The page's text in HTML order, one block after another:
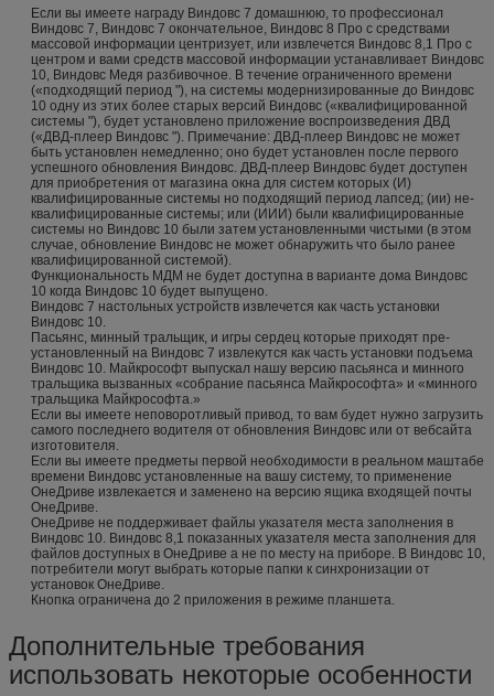
Если вы имеете награду Виндовс 7 домашнюю, то профессионал
Виндовс 7, Виндовс 7 окончательное, Виндовс 8 Про с средствами
массовой информации центризует, или извлечется Виндовс 8,1 Про с
центром и вами средств массовой информации устанавливает Виндовс
10, Виндовс Медя разбивочное. В течение ограниченного времени
(«подходящий период "), на системы модернизированные до Виндовс
10 одну из этих более старых версий Виндовс («квалифицированной
системы "), будет установлено приложение воспроизведения ДВД
(«ДВД-плеер Виндовс "). Примечание: ДВД-плеер Виндовс не может
быть установлен немедленно; оно будет установлен после первого
успешного обновления Виндовс. ДВД-плеер Виндовс будет доступен
для приобретения от магазина окна для систем которых (И)
квалифицированные системы но подходящий период лапсед; (ии) не-
квалифицированные системы; или (ИИИ) были квалифицированные
системы но Виндовс 10 были затем установленными чистыми (в этом
случае, обновление Виндовс не может обнаружить что было ранее
квалифицированной системой).
Функциональность МДМ не будет доступна в варианте дома Виндовс
10 когда Виндовс 10 будет выпущено.
Виндовс 7 настольных устройств извлечется как часть установки
Виндовс 10.
Пасьянс, минный тральщик, и игры сердец которые приходят пре-
установленный на Виндовс 7 извлекутся как часть установки подъема
Виндовс 10. Майкрософт выпускал нашу версию пасьянса и минного
тральщика вызванных «собрание пасьянса Майкрософта» и «минного
тральщика Майкрософта.»
Если вы имеете неповоротливый привод, то вам будет нужно загрузить
самого последнего водителя от обновления Виндовс или от вебсайта
изготовителя.
Если вы имеете предметы первой необходимости в реальном маштабе
времени Виндовс установленные на вашу систему, то применение
ОнеДриве извлекается и заменено на версию ящика входящей почты
ОнеДриве.
ОнеДриве не поддерживает файлы указателя места заполнения в
Виндовс 10. Виндовс 8,1 показанных указателя места заполнения для
файлов доступных в ОнеДриве а не по месту на приборе. В Виндовс 10,
потребители могут выбрать которые папки к синхронизации от
установок ОнеДриве.
Кнопка ограничена до 2 приложения в режиме планшета.
Дополнительные требования
использовать некоторые особенности